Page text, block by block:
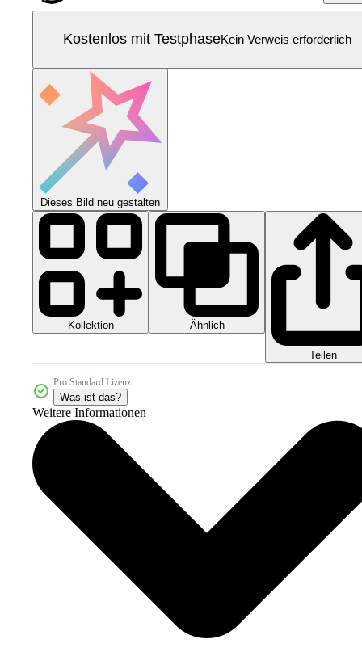
Kostenlos mit TestphaseKein Verweis erforderlich
Dieses Bild neu gestalten
Kollektion Ähnlich
Teilen
Pro Standard Lizenz
Was ist das?
Weitere Informationen